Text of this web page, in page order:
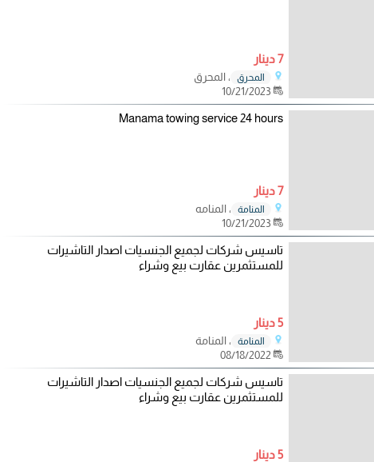
7 دينار
المحرق
، المحرق
10/21/2023
Manama towing service 24 hours
7 دينار
المنامة
، المنامه
10/21/2023
تاسيس شركات لجميع الجنسيات اصدار التاشيرات
للمستثمرين عقارت بيع وشراء
5 دينار
المنامة
، المنامة
تاسيس شركات لجميع الجنسيات اصدار التاشيرات
للمستثمرين عقارت بيع وشراء
5 دينار